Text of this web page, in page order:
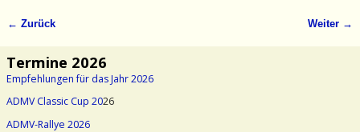
← Zurück Weiter →
Termine 2026
Empfehlungen für das Jahr 2026
ADMV Classic Cup 2026
ADMV-Rallye 2026